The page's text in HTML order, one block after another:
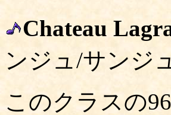
Chateau
ンジュ/サンジ
このクラスの